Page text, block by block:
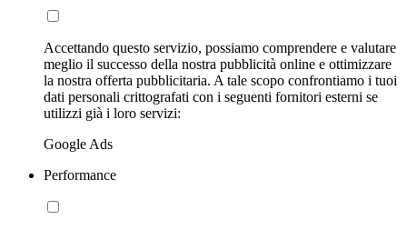
Accettando questo servizio, possiamo comprendere e valutare
meglio il successo della nostra pubblicità online e ottimizzare
la nostra offerta pubblicitaria. A tale scopo confrontiamo i tuoi
dati personali crittografati con i seguenti fornitori esterni se
utilizzi già i loro servizi:
Google Ads
Performance